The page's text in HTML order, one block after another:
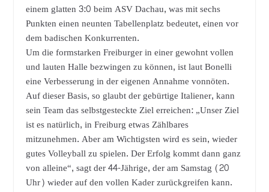
einem glatten 3:0 beim ASV Dachau, was mit sechs
Punkten einen neunten Tabellenplatz bedeutet, einen vor
dem badischen Konkurrenten.
Um die formstarken Freiburger in einer gewohnt vollen
und lauten Halle bezwingen zu können, ist laut Bonelli
eine Verbesserung in der eigenen Annahme vonnöten.
Auf dieser Basis, so glaubt der gebürtige Italiener, kann
sein Team das selbstgesteckte Ziel erreichen: „Unser Ziel
ist es natürlich, in Freiburg etwas Zählbares
mitzunehmen. Aber am Wichtigsten wird es sein, wieder
gutes Volleyball zu spielen. Der Erfolg kommt dann ganz
von alleine“, sagt der 44-Jährige, der am Samstag (20
Uhr) wieder auf den vollen Kader zurückgreifen kann.